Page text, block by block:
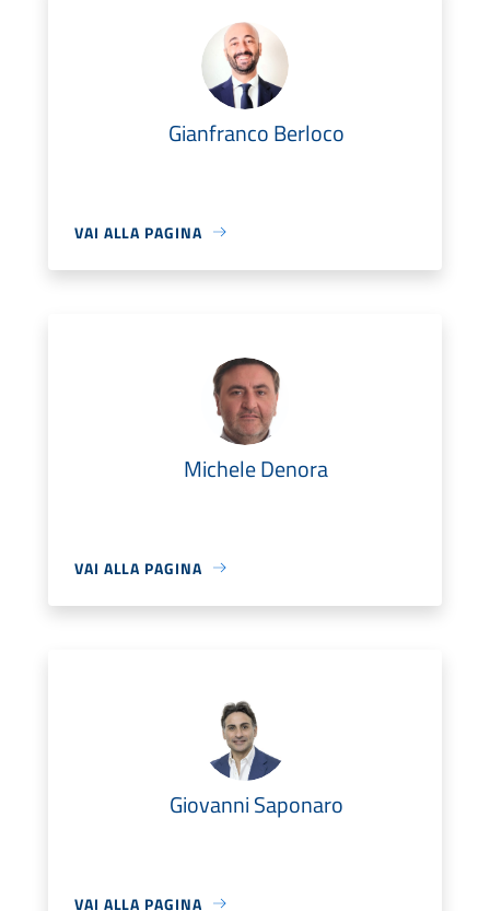
Gianfranco Berloco
VAI ALLA PAGINA
Michele Denora
VAI ALLA PAGINA
Giovanni Saponaro
VAI ALLA PAGINA